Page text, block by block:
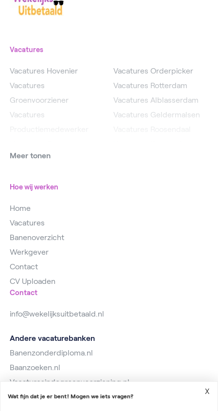
Vacatures
Vacatures Hovenier
Vacatures
Groenvoorziener
Vacatures
Vacatures
Vacatures Orderpicker
Vacatures Rotterdam
Vacatures Alblasserdam
Vacatures Geldermalsen
Meer tonen
Hoe wij werken
Home
Vacatures
Banenoverzicht
Werkgever
Contact
CV Uploaden
Contact
info@wekelijksuitbetaald.nl
Andere vacaturebanken
Banenzonderdiploma.nl
Baanzoeken.nl
Vacaturesindegroenvoorziening.nl
Wat fijn dat je er bent! Mogen we iets vragen?
X